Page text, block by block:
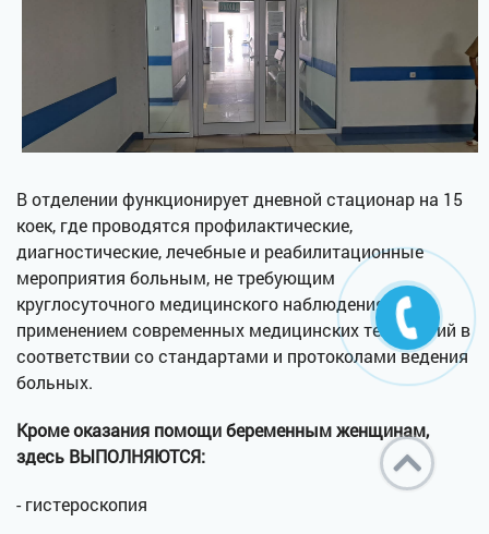
В отделении функционирует дневной стационар на 15
коек, где проводятся профилактические,
диагностические, лечебные и реабилитационные
мероприятия больным, не требующим
круглосуточного медицинского наблюдения, с
применением современных медицинских технологий в
соответствии со стандартами и протоколами ведения
больных.
Кроме оказания помощи беременным женщинам,
здесь ВЫПОЛНЯЮТСЯ:
- гистероскопия